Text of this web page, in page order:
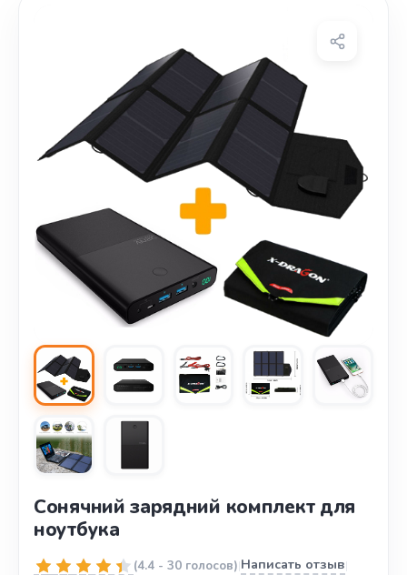
Сонячний зарядний комплект для
ноутбука
(4.4 - 30 голосов)|Написать отзыв|